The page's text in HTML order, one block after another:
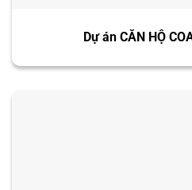
Dự án CĂN HỘ